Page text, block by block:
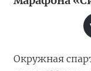
Окружная